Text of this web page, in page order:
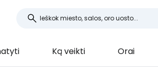
Ką veikti Orai